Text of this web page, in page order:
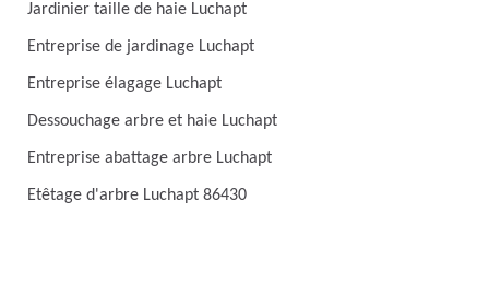
Jardinier taille de haie Luchapt
Entreprise de jardinage Luchapt
Entreprise élagage Luchapt
Dessouchage arbre et haie Luchapt
Entreprise abattage arbre Luchapt
Etêtage d'arbre Luchapt 86430